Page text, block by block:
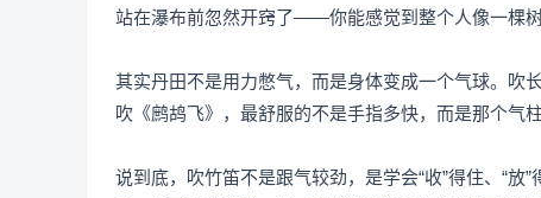
站在瀑布前忽然开窍了——你能感觉到整个人像一棵
其实丹田不是用力憋气，而是身体变成一个气球。吹
吹《鹧鸪飞》，最舒服的不是手指多快，而是那个气
说到底，吹竹笛不是跟气较劲，是学会“收”得住、“